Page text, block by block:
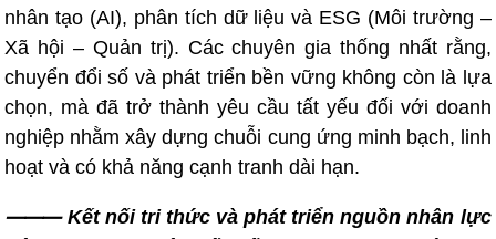
nhân tạo (AI), phân tích dữ liệu và ESG (Môi trường –
Xã hội – Quản trị). Các chuyên gia thống nhất rằng,
chuyển đổi số và phát triển bền vững không còn là lựa
chọn, mà đã trở thành yêu cầu tất yếu đối với doanh
nghiệp nhằm xây dựng chuỗi cung ứng minh bạch, linh
hoạt và có khả năng cạnh tranh dài hạn.
⸻ Kết nối tri thức và phát triển nguồn nhân lực